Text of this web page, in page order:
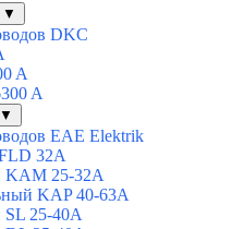
▼
DKC
A
A
▼
EAE Elektrik
32A
KAM 25-32А
KAP 40-63A
SL 25-40А